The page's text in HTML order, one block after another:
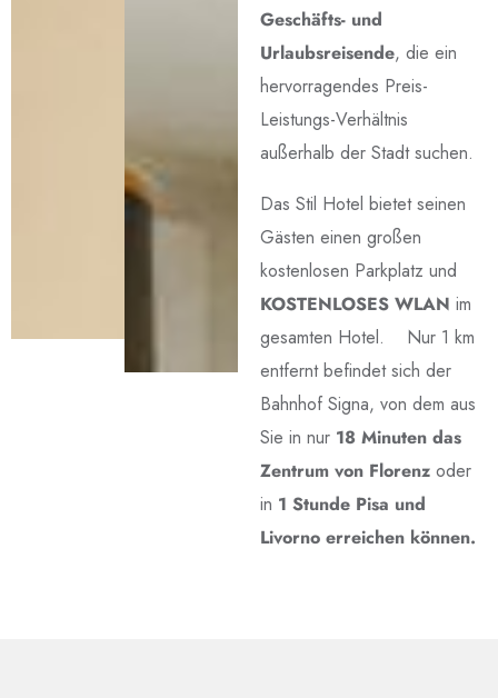
Geschäfts- und
Urlaubsreisende, die ein
hervorragendes Preis-
Leistungs-Verhältnis
außerhalb der Stadt suchen.
Das Stil Hotel bietet seinen
Gästen einen großen
kostenlosen Parkplatz und
KOSTENLOSES WLAN im
gesamten Hotel. Nur 1 km
entfernt befindet sich der
Bahnhof Signa, von dem aus
Sie in nur 18 Minuten das
Zentrum von Florenz oder
in 1 Stunde Pisa und
Livorno erreichen können.